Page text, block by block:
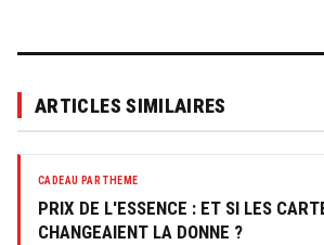
ARTICLES SIMILAIRES
CADEAU PAR THEME
PRIX DE L'ESSENCE : ET SI LES
CHANGEAIENT LA DONNE ?